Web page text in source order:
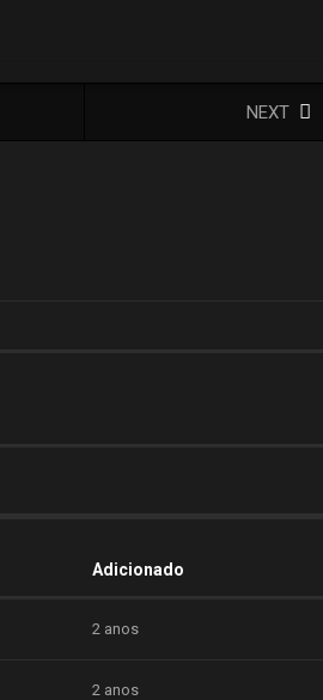
NEXT
Adicionado
2 anos
2 anos